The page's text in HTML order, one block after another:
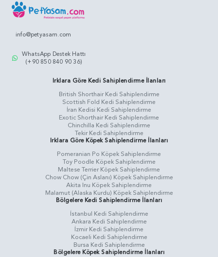
info@petyasam.com
WhatsApp Destek Hattı
(+90 850 840 90 36)
Irklara Göre Kedi Sahiplendirme İlanları
British Shorthair Kedi Sahiplendirme
Scottish Fold Kedi Sahiplendirme
İran Kedisi Kedi Sahiplendirme
Exotic Shorthair Kedi Sahiplendirme
Chinchilla Kedi Sahiplendirme
Tekir Kedi Sahiplendirme
Irklara Göre Köpek Sahiplendirme İlanları
Pomeranian Po Köpek Sahiplendirme
Toy Poodle Köpek Sahiplendirme
Maltese Terrier Köpek Sahiplendirme
Chow Chow (Çin Aslanı) Köpek Sahiplendirme
Akita Inu Köpek Sahiplendirme
Malamut (Alaska Kurdu) Köpek Sahiplendirme
Bölgelere Kedi Sahiplendirme İlanları
İstanbul Kedi Sahiplendirme
Ankara Kedi Sahiplendirme
İzmir Kedi Sahiplendirme
Kocaeli Kedi Sahiplendirme
Bursa Kedi Sahiplendirme
Bölgelere Köpek Sahiplendirme İlanları